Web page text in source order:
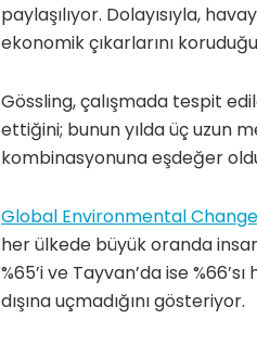
paylaşılıyor. Dolayısıyla,
ekonomik çıkarlarını
Gössling, çalışmada tespit
ettiğini; bunun yılda üç uzun
kombinasyonuna eşdeğer
Global Environmental
her ülkede büyük oranda
%65’i ve Tayvan’da ise
dışına uçmadığını gösteriyor.